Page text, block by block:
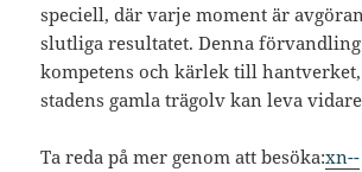
speciell, där varje moment är
slutliga resultatet. Denna
kompetens och kärlek till
stadens gamla trägolv kan leva
Ta reda på mer genom att besöka:xn--